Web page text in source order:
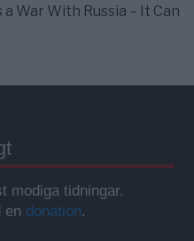
War With Russia – It Can
modiga tidningar.
en donation.